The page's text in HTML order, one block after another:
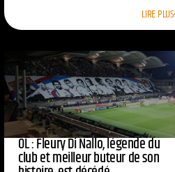
LIRE PLUS
OL : Fleury Di Nallo, légende du
club et meilleur buteur de son